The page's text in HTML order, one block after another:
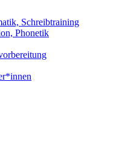
Schreibtraining
Phonetik